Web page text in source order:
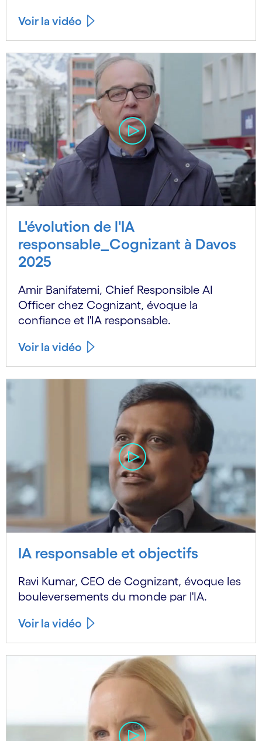
Voir la vidéo
L'évolution de l'IA
responsable_Cognizant à Davos
2025
Amir Banifatemi, Chief Responsible AI
Officer chez Cognizant, évoque la
confiance et l'IA responsable.
Voir la vidéo
IA responsable et objectifs
Ravi Kumar, CEO de Cognizant, évoque les
bouleversements du monde par l'IA.
Voir la vidéo